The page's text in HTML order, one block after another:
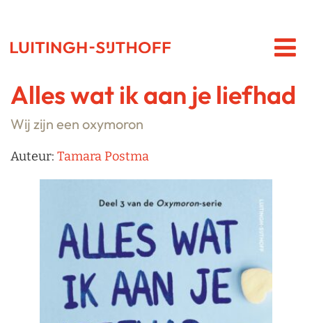
Alles wat ik aan je liefhad
Wij zijn een oxymoron
Auteur: Tamara Postma